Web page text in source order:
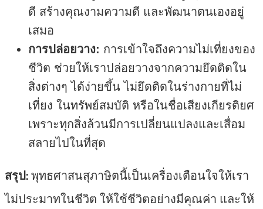
ดี สร้างคุณงามความดี และพัฒนาตนเองอยู่
เสมอ
การปล่อยวาง: การเข้าใจถึงความไม่เที่ยงของ
ชีวิต ช่วยให้เราปล่อยวางจากความยึดติดใน
สิ่งต่างๆ ได้ง่ายขึ้น ไม่ยึดติดในร่างกายที่ไม่
เที่ยง ในทรัพย์สมบัติ หรือในชื่อเสียงเกียรติยศ
เพราะทุกสิ่งล้วนมีการเปลี่ยนแปลงและเสื่อม
สลายไปในที่สุด
สรุป:พุทธศาสนสุภาษิตนี้เป็นเครื่องเตือนใจให้เรา
ไม่ประมาทในชีวิต ให้ใช้ชีวิตอย่างมีคุณค่า และให้